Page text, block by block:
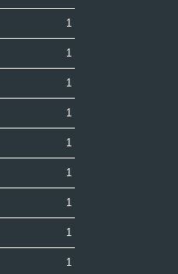
1
1
1
1
1
1
1
1
1